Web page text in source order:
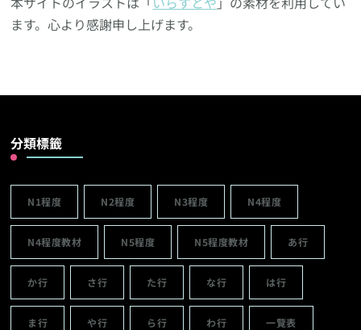
ます。心より感謝申し上げます。
分類標籤
N1程度 N2程度 N3程度 N4程度
N4程度教材 N5程度 N5程度教材 あ行
か行 さ行 た行 な行 は行
ま行 や行 ら行 わ行 一覽表